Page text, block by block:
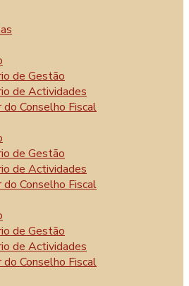
de Gestão
de Actividades
do Conselho Fiscal
de Gestão
de Actividades
do Conselho Fiscal
de Gestão
de Actividades
do Conselho Fiscal